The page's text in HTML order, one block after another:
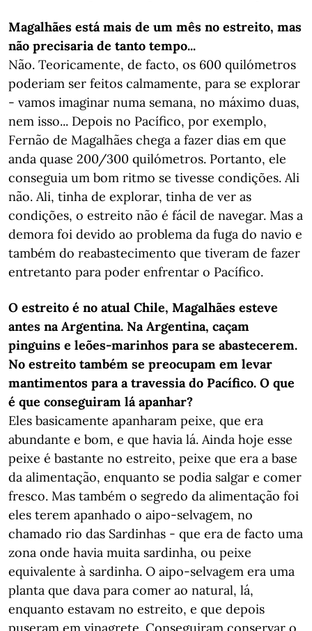
Magalhães está mais de um mês no estreito, mas
não precisaria de tanto tempo...
Não. Teoricamente, de facto, os 600 quilómetros
poderiam ser feitos calmamente, para se explorar
- vamos imaginar numa semana, no máximo duas,
nem isso... Depois no Pacífico, por exemplo,
Fernão de Magalhães chega a fazer dias em que
anda quase 200/300 quilómetros. Portanto, ele
conseguia um bom ritmo se tivesse condições. Ali
não. Ali, tinha de explorar, tinha de ver as
condições, o estreito não é fácil de navegar. Mas a
demora foi devido ao problema da fuga do navio e
também do reabastecimento que tiveram de fazer
entretanto para poder enfrentar o Pacífico.
O estreito é no atual Chile, Magalhães esteve
antes na Argentina. Na Argentina, caçam
pinguins e leões-marinhos para se abastecerem.
No estreito também se preocupam em levar
mantimentos para a travessia do Pacífico. O que
é que conseguiram lá apanhar?
Eles basicamente apanharam peixe, que era
abundante e bom, e que havia lá. Ainda hoje esse
peixe é bastante no estreito, peixe que era a base
da alimentação, enquanto se podia salgar e comer
fresco. Mas também o segredo da alimentação foi
eles terem apanhado o aipo-selvagem, no
chamado rio das Sardinhas - que era de facto uma
zona onde havia muita sardinha, ou peixe
equivalente à sardinha. O aipo-selvagem era uma
planta que dava para comer ao natural, lá,
enquanto estavam no estreito, e que depois